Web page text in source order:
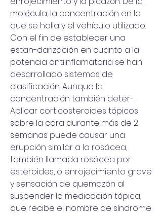
molécula, la concentración en la
que se halla y el vehículo utilizado.
Con el fin de establecer una
estan-darización en cuanto a la
potencia antiinflamatoria se han
desarrollado sistemas de
clasificación. Aunque la
concentración también deter-.
Aplicar corticosteroides tópicos
sobre la cara durante más de 2
semanas puede causar una
erupción similar a la rosácea,
también llamada rosácea por
esteroides, o enrojecimiento grave
y sensación de quemazón al
suspender la medicación tópica,
que recibe el nombre de síndrome